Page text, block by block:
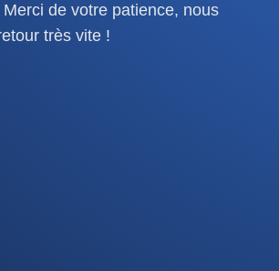
de votre patience, nous
très vite !